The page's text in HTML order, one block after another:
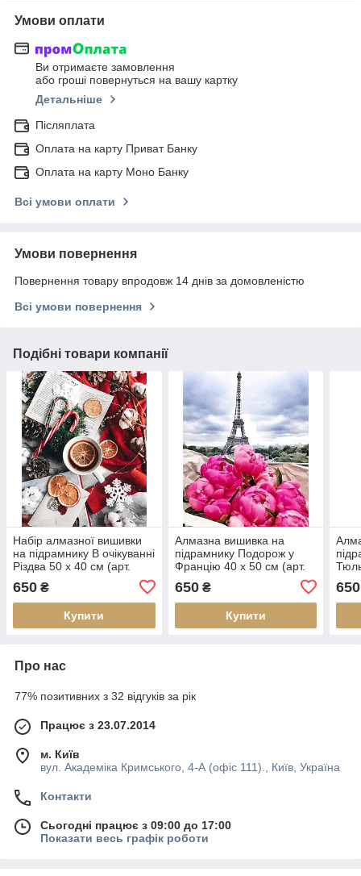
Умови оплати
Ви отримаєте замовлення
або гроші повернуться на вашу картку
Детальніше
Післяплата
Оплата на карту Приват Банку
Оплата на карту Моно Банку
Всі умови оплати
Умови повернення
Повернення товару впродовж 14 днів за домовленістю
Всі умови повернення
Подібні товари компанії
Набір алмазної вишивки
на підрамнику В очікуванні
Різдва 50 х 40 см (арт.
650 ₴
Купити
Алмазна вишивка на
підрамнику Подорож у
Францію 40 х 50 см (арт.
650₴
Купити
650
Про нас
77% позитивних з 32 відгуків за рік
Працює з 23.07.2014
м. Київ
вул. Академіка Кримського, 4-А (офіс 111)., Київ, Україна
Контакти
Сьогодні працює з 09:00 до 17:00
Показати весь графік роботи